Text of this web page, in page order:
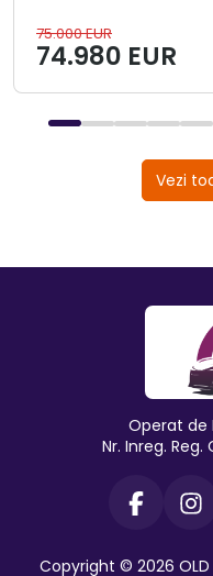
75.000 EUR
74.980 EUR
Vezi
Operat de
Nr. Inreg.
Copyright © 2026 OLD